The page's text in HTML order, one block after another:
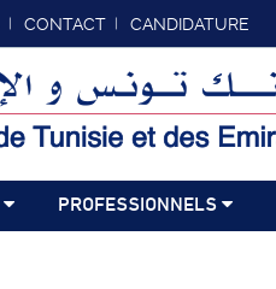
CONTACT CANDIDATURE
PROFESSIONNELS